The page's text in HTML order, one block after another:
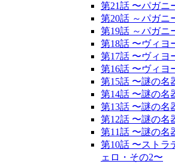
第21話 〜パガニ
第20話 ～パガニ
第19話 ～パガニ
第18話 〜ヴィヨ
第17話 〜ヴィヨ
第16話 〜ヴィヨ
第15話 〜謎の名
第14話 〜謎の名
第13話 〜謎の名
第12話 〜謎の名
第11話 〜謎の名
第10話 〜ストラ
ェロ・その2〜